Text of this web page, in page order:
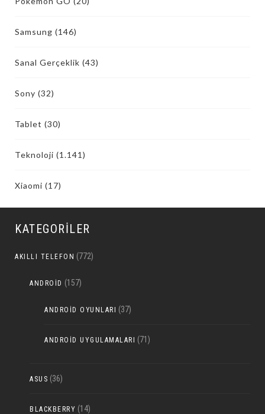
Samsung (146)
Sanal Gerçeklik (43)
Sony (32)
Tablet (30)
Teknoloji (1.141)
Xiaomi (17)
KATEGORILER
AKILLI TELEFON (772)
ANDROID (157)
ANDROID OYUNLARI (37)
ANDROID UYGULAMALARI (71)
ASUS (36)
BLACKBERRY (14)